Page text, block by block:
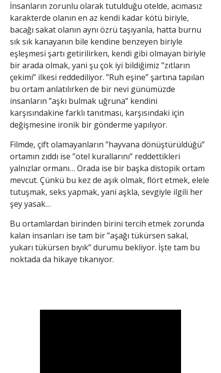
İnsanların zorunlu olarak tutulduğu otelde, acımasız
karakterde olanın en az kendi kadar kötü biriyle,
bacağı sakat olanın aynı özrü taşıyanla, hatta burnu
sık sık kanayanın bile kendine benzeyen biriyle
eşleşmesi şartı getirilirken, kendi gibi olmayan biriyle
bir arada olmak, yani şu çok iyi bildiğimiz ”zıtların
çekimi” ilkesi reddediliyor. ”Ruh eşine” şartına tapılan
bu ortam anlatılırken de bir nevi günümüzde
insanların ”aşkı bulmak uğruna” kendini
karşısındakine farklı tanıtması, karşısındaki için
değişmesine ironik bir gönderme yapılıyor.
Filmde, çift olamayanların ”hayvana dönüştürüldüğü”
ortamın zıddı ise ”otel kurallarını” reddettikleri
yalnızlar ormanı… Orada ise bir başka distopik ortam
mevcut. Çünkü bu kez de aşık olmak, flört etmek, elele
tutuşmak, seks yapmak, yani aşkla, sevgiyle ilgili her
şey yasak…
Bu ortamlardan birinden birini tercih etmek zorunda
kalan insanları ise tam bir ”aşağı tükürsen sakal,
yukarı tükürsen bıyık” durumu bekliyor. İşte tam bu
noktada da hikaye tıkanıyor.